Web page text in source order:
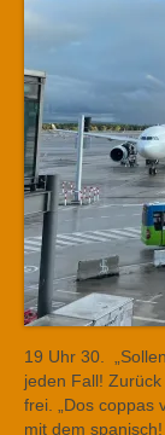
19 Uhr 30.
jeden Fall!
frei. „Dos coppas
mit dem spanisch!